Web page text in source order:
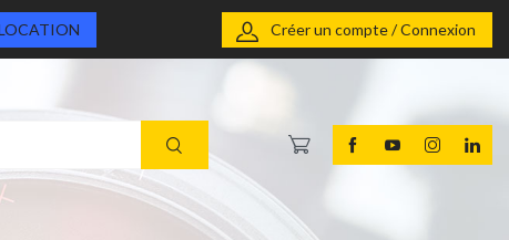
Créer un compte / Connexion